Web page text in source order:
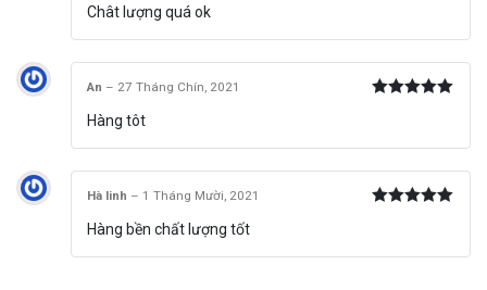
Chât lượng quá ok
An – 27 Tháng Chín, 2021
Hàng tôt
Hà linh – 1 Tháng Mười, 2021
Hàng bền chất lượng tốt